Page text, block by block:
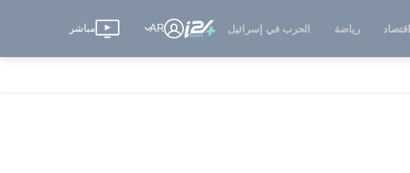
اقتصاد رياضة الحرب في إسرائيل AR مباشر